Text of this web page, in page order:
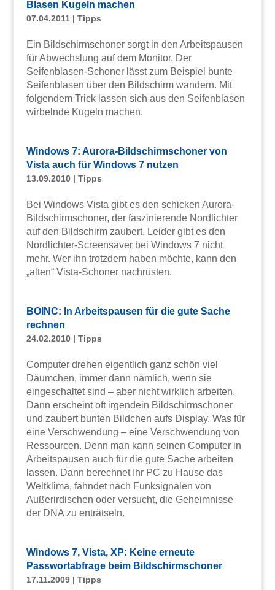
Blasen Kugeln machen
07.04.2011| Tipps
Ein Bildschirmschoner sorgt in den Arbeitspausen
für Abwechslung auf dem Monitor. Der
Seifenblasen-Schoner lässt zum Beispiel bunte
Seifenblasen über den Bildschirm wandern. Mit
folgendem Trick lassen sich aus den Seifenblasen
wirbelnde Kugeln machen.
Windows 7: Aurora-Bildschirmschoner von
Vista auch für Windows 7 nutzen
13.09.2010| Tipps
Bei Windows Vista gibt es den schicken Aurora-
Bildschirmschoner, der faszinierende Nordlichter
auf den Bildschirm zaubert. Leider gibt es den
Nordlichter-Screensaver bei Windows 7 nicht
mehr. Wer ihn trotzdem haben möchte, kann den
„alten“ Vista-Schoner nachrüsten.
BOINC: In Arbeitspausen für die gute Sache
rechnen
24.02.2010| Tipps
Computer drehen eigentlich ganz schön viel
Däumchen, immer dann nämlich, wenn sie
eingeschaltet sind – aber nicht wirklich arbeiten.
Dann erscheint oft irgendein Bildschirmschoner
und zaubert bunten Bildchen aufs Display. Was für
eine Verschwendung – eine Verschwendung von
Ressourcen. Denn man kann seinen Computer in
Arbeitspausen auch für die gute Sache arbeiten
lassen. Dann berechnet Ihr PC zu Hause das
Weltklima, fahndet nach Funksignalen von
Außerirdischen oder versucht, die Geheimnisse
der DNA zu enträtseln.
Windows 7, Vista, XP: Keine erneute
Passwortabfrage beim Bildschirmschoner
17.11.2009| Tipps